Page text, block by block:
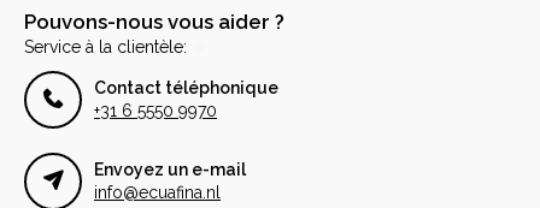
Pouvons-nous vous aider ?
Service à la clientèle:
Contact téléphonique
+31 6 5550 9970
Envoyez un e-mail
info@ecuafina.nl